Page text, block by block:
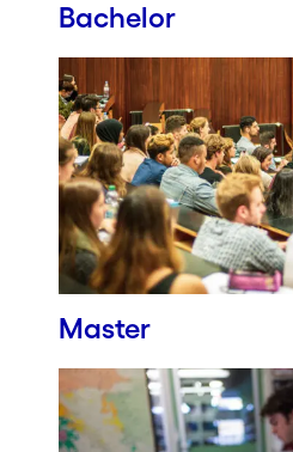
Bachelor
Master